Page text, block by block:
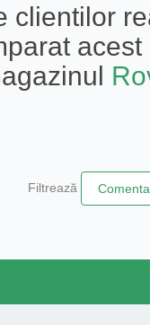
clientilor
acest
Filtrează